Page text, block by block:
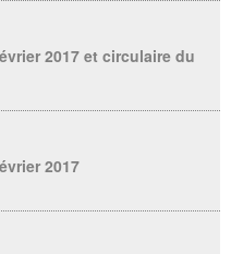
2017 et circulaire du
2017